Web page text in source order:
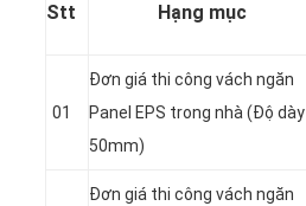
Stt Hạng mục
01
Đơn giá thi công vách ngăn
Panel EPS trong nhà (Độ dày
50mm)
Đơn giá thi công vách ngăn